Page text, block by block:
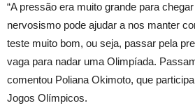
“A pressão era muito grande para
nervosismo pode ajudar a nos manter
teste muito bom, ou seja, passar pela
vaga para nadar uma Olimpíada.
comentou Poliana Okimoto, que
Jogos Olímpicos.